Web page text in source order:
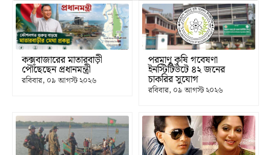
কক্সবাজারের মাতারবাড়ী
পৌঁছেছেন প্রধানমন্ত্রী
রবিবার, ০৯ আগস্ট ২০২৬
পরমাণু কৃষি গবেষণা
ইনস্টিটিউটে ৪২ জনের
চাকরির সুযোগ
রবিবার, ০৯ আগস্ট ২০২৬